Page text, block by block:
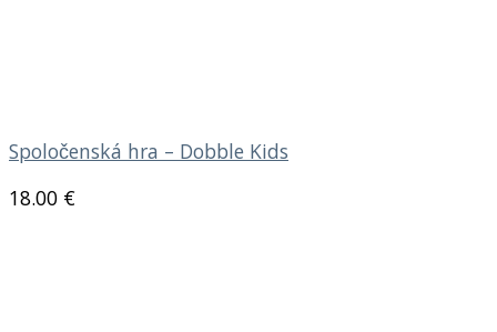
Spoločenská hra – Dobble Kids
18.00 €